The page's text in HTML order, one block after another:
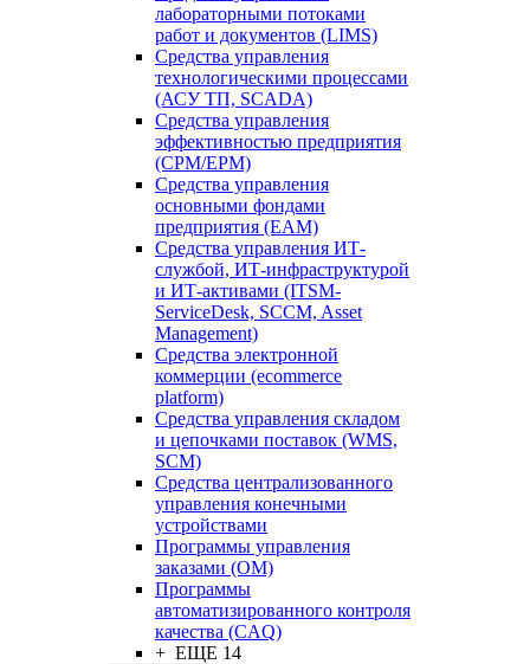
лабораторными потоками
работ и документов (LIMS)
Средства управления
технологическими процессами
(АСУ ТП, SCADA)
Средства управления
эффективностью предприятия
(CPM/EPM)
Средства управления
основными фондами
предприятия (EAM)
Средства управления ИТ-
службой, ИТ-инфраструктурой
и ИТ-активами (ITSM-
ServiceDesk, SCCM, Asset
Management)
Средства электронной
коммерции (ecommerce
platform)
Средства управления складом
и цепочками поставок (WMS,
SCM)
Средства централизованного
управления конечными
устройствами
Программы управления
заказами (OM)
Программы
автоматизированного контроля
качества (CAQ)
+ ЕЩЕ 14